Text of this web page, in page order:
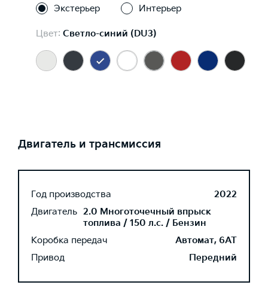
Экстерьер Интерьер
Цвет: Светло-синий (DU3)
Двигатель и трансмиссия
Год производства
2022
Двигатель 2.0 Многоточечный впрыск
топлива / 150 л.с. / Бензин
Коробка передач
Автомат, 6AT
Привод
Передний